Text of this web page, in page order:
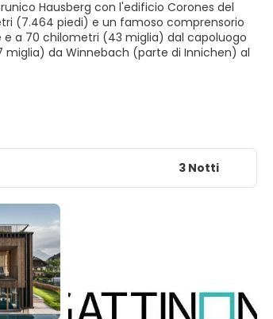
Hausberg con l'edificio Corones del
(7.464 piedi) e un famoso comprensorio
e a 70 chilometri (43 miglia) dal capoluogo
miglia) da Winnebach (parte di Innichen) al
3 Notti